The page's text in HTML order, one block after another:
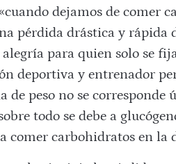
cuando dejamos de comer
pérdida drástica y rápida
para quien solo se
deportiva y entrenador
de peso no se
todo se debe a
comer carbohidratos en la